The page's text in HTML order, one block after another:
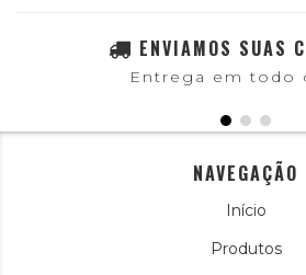
ENVIAMOS SUAS
Entrega em todo
NAVEGAÇÃO
Início
Produtos